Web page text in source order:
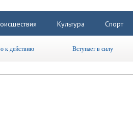
Культура Спорт
к действию Вступает в силу